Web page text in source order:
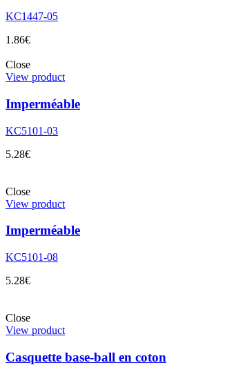
KC1447-05
1.86€
Close
View product
Imperméable
KC5101-03
5.28€
Close
View product
Imperméable
KC5101-08
5.28€
Close
View product
Casquette base-ball en coton